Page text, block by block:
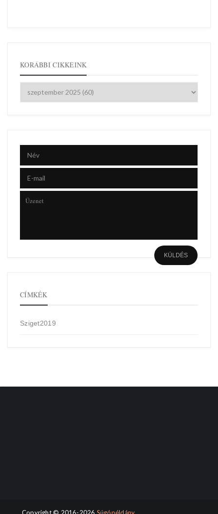
KORÁBBI CIKKEINK
CÍMKÉK
Sziget2019
Copyright © 2016-2026 Súgópéldány